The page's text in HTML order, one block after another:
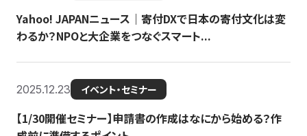
Yahoo! JAPANニュース｜寄付DXで日本の寄付文化は変
わるか？NPOと大企業をつなぐスマート...
2025.12.23 イベント・セミナー
【1/30開催セミナー】申請書の作成はなにから始める？作